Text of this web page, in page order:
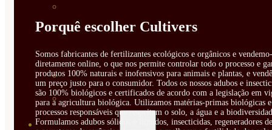
PROTECCIÓN CULTIVOS Y
PLANTAS
PLANTAS INTERIOR
GROWPUNCH
SEMILLAS
Porquê escolher Cultivers
Somos fabricantes de fertilizantes ecológicos e orgânicos e
diretamente online, o que nos permite controlar todo o processo e
produtos 100% naturais e inofensivos para animais e plantas, e
um preço justo para o consumidor. Todos os nossos adubos e
são 100% biológicos e certificados de acordo com a legislação em
para a agricultura biológica. Utilizamos matérias-primas biológicas e
processos responsáveis que respeitam o solo, a água e a
Formulamos adubos sólidos e líquidos, insecticidas, regeneradores